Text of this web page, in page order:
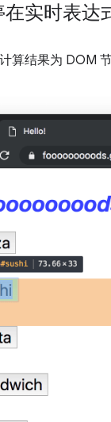
实时表达
算结果为 DOM